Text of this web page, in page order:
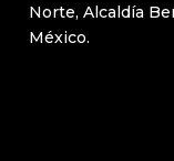
Norte, Alcaldía
México.